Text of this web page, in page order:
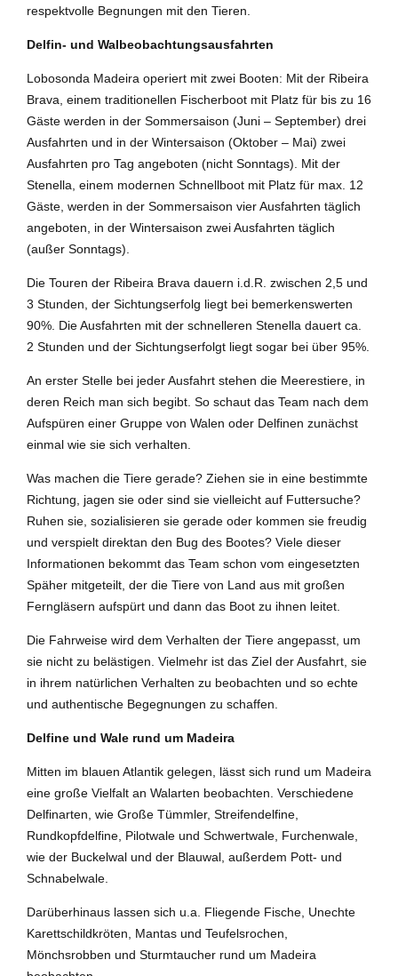
respektvolle Begnungen mit den Tieren.
Delfin- und Walbeobachtungsausfahrten
Lobosonda Madeira operiert mit zwei Booten: Mit der Ribeira
Brava, einem traditionellen Fischerboot mit Platz für bis zu 16
Gäste werden in der Sommersaison (Juni – September) drei
Ausfahrten und in der Wintersaison (Oktober – Mai) zwei
Ausfahrten pro Tag angeboten (nicht Sonntags). Mit der
Stenella, einem modernen Schnellboot mit Platz für max. 12
Gäste, werden in der Sommersaison vier Ausfahrten täglich
angeboten, in der Wintersaison zwei Ausfahrten täglich
(außer Sonntags).
Die Touren der Ribeira Brava dauern i.d.R. zwischen 2,5 und
3 Stunden, der Sichtungserfolg liegt bei bemerkenswerten
90%. Die Ausfahrten mit der schnelleren Stenella dauert ca.
2 Stunden und der Sichtungserfolgt liegt sogar bei über 95%.
An erster Stelle bei jeder Ausfahrt stehen die Meerestiere, in
deren Reich man sich begibt. So schaut das Team nach dem
Aufspüren einer Gruppe von Walen oder Delfinen zunächst
einmal wie sie sich verhalten.
Was machen die Tiere gerade? Ziehen sie in eine bestimmte
Richtung, jagen sie oder sind sie vielleicht auf Futtersuche?
Ruhen sie, sozialisieren sie gerade oder kommen sie freudig
und verspielt direktan den Bug des Bootes? Viele dieser
Informationen bekommt das Team schon vom eingesetzten
Späher mitgeteilt, der die Tiere von Land aus mit großen
Ferngläsern aufspürt und dann das Boot zu ihnen leitet.
Die Fahrweise wird dem Verhalten der Tiere angepasst, um
sie nicht zu belästigen. Vielmehr ist das Ziel der Ausfahrt, sie
in ihrem natürlichen Verhalten zu beobachten und so echte
und authentische Begegnungen zu schaffen.
Delfine und Wale rund um Madeira
Mitten im blauen Atlantik gelegen, lässt sich rund um Madeira
eine große Vielfalt an Walarten beobachten. Verschiedene
Delfinarten, wie Große Tümmler, Streifendelfine,
Rundkopfdelfine, Pilotwale und Schwertwale, Furchenwale,
wie der Buckelwal und der Blauwal, außerdem Pott- und
Schnabelwale.
Darüberhinaus lassen sich u.a. Fliegende Fische, Unechte
Karettschildkröten, Mantas und Teufelsrochen,
Mönchsrobben und Sturmtaucher rund um Madeira